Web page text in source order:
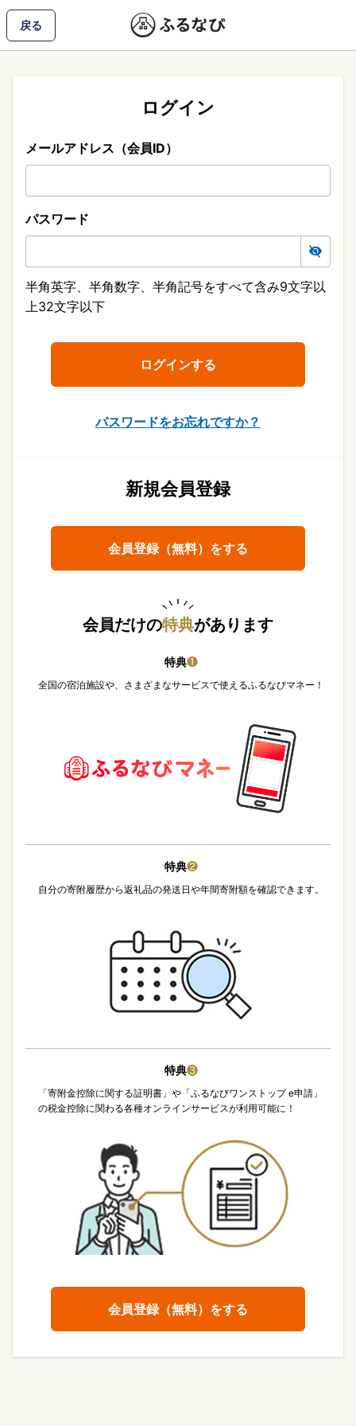
戻る
ログイン
メールアドレス（会員ID）
パスワード
半角英字、半角数字、半角記号をすべて含み9文字以
上32文字以下
パスワードをお忘れですか？
新規会員登録
会員登録（無料）をする
会員だけの特典があります
特典❶
全国の宿泊施設や、さまざまなサービスで使えるふるなびマネー！
特典❷
自分の寄附履歴から返礼品の発送日や年間寄附額を確認できます。
特典❸
「寄附金控除に関する証明書」や「ふるなびワンストップ e申請」
の税金控除に関わる各種オンラインサービスが利用可能に！
会員登録（無料）をする